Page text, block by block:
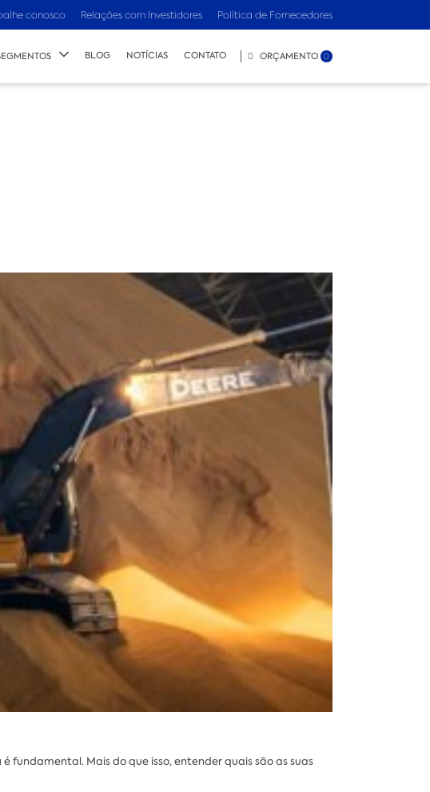
conosco Relações com Investidores Política de Fornecedores
BLOG NOTÍCIAS CONTATO ORÇAMENTO 0
é fundamental. Mais do que isso, entender quais são as suas